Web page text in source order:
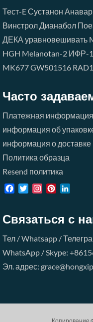
Тест-EСустанон Анавар
ВинстролДианабол
ДЕКА уравновешивать
HGH Melanotan-2 ИФР-1
MK677GW501516
Часто
Платежная информация
информация об
информация о доставке
Политика образца
Resend политика
Facebook
TwitterInstagramPinterest
Связаться с
Тел / Whatsapp /
WhatsApp / Skype:
Эл. адрес: